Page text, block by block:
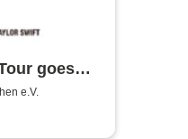
goes
2026
e.V.